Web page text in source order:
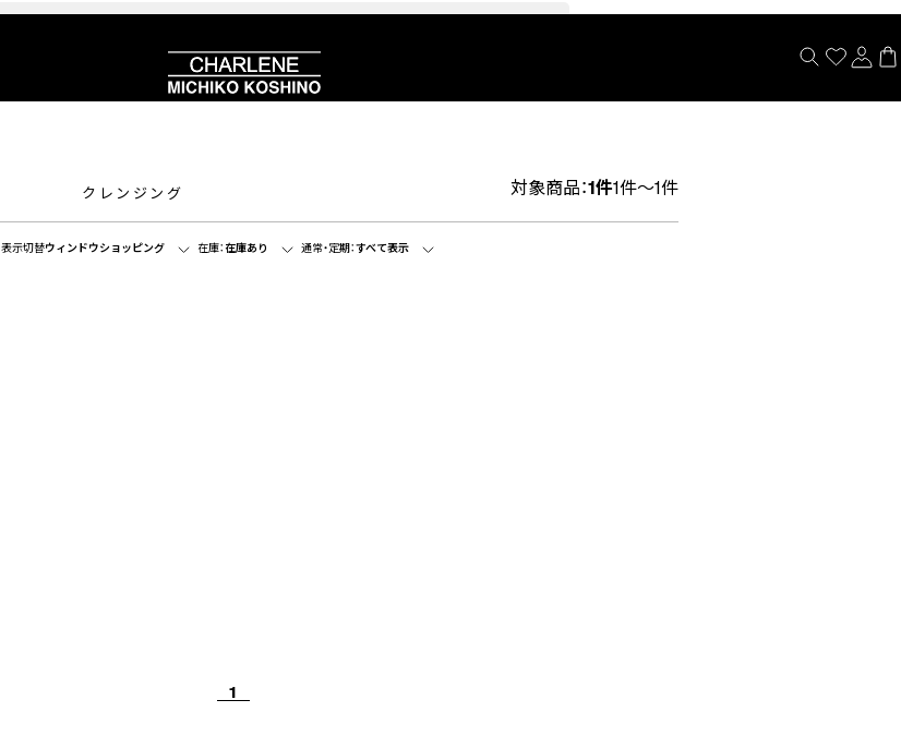
クレンジング 対象商品：1件1件～1件
表示切替ウィンドウショッピング 在庫：在庫あり 通常・定期：すべて表示
1